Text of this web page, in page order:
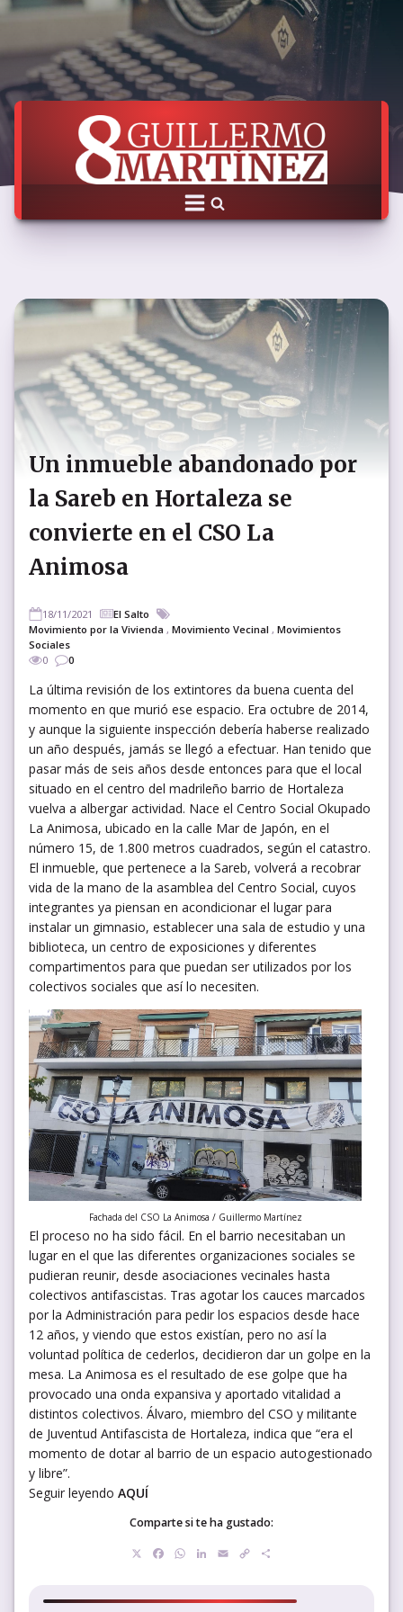
Un inmueble abandonado por
la Sareb en Hortaleza se
convierte en el CSO La
Animosa
18/11/2021
El Salto
Movimiento por la Vivienda , Movimiento Vecinal , Movimientos
Sociales
0
0
La última revisión de los extintores da buena cuenta del
momento en que murió ese espacio. Era octubre de 2014,
y aunque la siguiente inspección debería haberse realizado
un año después, jamás se llegó a efectuar. Han tenido que
pasar más de seis años desde entonces para que el local
situado en el centro del madrileño barrio de Hortaleza
vuelva a albergar actividad. Nace el Centro Social Okupado
La Animosa, ubicado en la calle Mar de Japón, en el
número 15, de 1.800 metros cuadrados, según el catastro.
El inmueble, que pertenece a la Sareb, volverá a recobrar
vida de la mano de la asamblea del Centro Social, cuyos
integrantes ya piensan en acondicionar el lugar para
instalar un gimnasio, establecer una sala de estudio y una
biblioteca, un centro de exposiciones y diferentes
compartimentos para que puedan ser utilizados por los
colectivos sociales que así lo necesiten.
Fachada del CSO La Animosa / Guillermo Martínez
El proceso no ha sido fácil. En el barrio necesitaban un
lugar en el que las diferentes organizaciones sociales se
pudieran reunir, desde asociaciones vecinales hasta
colectivos antifascistas. Tras agotar los cauces marcados
por la Administración para pedir los espacios desde hace
12 años, y viendo que estos existían, pero no así la
voluntad política de cederlos, decidieron dar un golpe en la
mesa. La Animosa es el resultado de ese golpe que ha
provocado una onda expansiva y aportado vitalidad a
distintos colectivos. Álvaro, miembro del CSO y militante
de Juventud Antifascista de Hortaleza, indica que “era el
momento de dotar al barrio de un espacio autogestionado
y libre”.
Seguir leyendo AQUÍ
Comparte si te ha gustado:
Facebook
WhatsApp
LinkedIn
EmailCopy